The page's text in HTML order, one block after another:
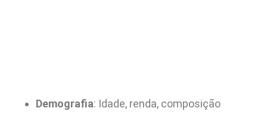
Demografia: Idade, renda, composição